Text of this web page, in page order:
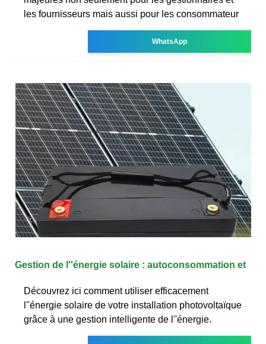
les fournisseurs mais aussi pour les consommateur
WhatsApp
Gestion de l''énergie solaire : autoconsommation et
Découvrez ici comment utiliser efficacement
l''énergie solaire de votre installation photovoltaïque
grâce à une gestion intelligente de l''énergie.